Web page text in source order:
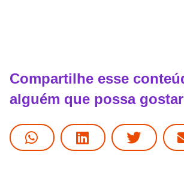
Compartilhe esse
alguém que possa